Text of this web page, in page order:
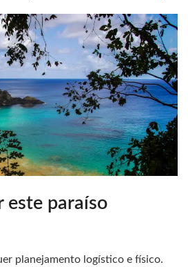
este paraíso
planejamento logístico e físico.